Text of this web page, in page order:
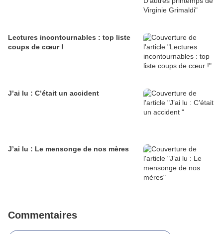
Lectures incontournables : top liste
coups de cœur !
J’ai lu : C’était un accident
J’ai lu : Le mensonge de nos mères
Commentaires